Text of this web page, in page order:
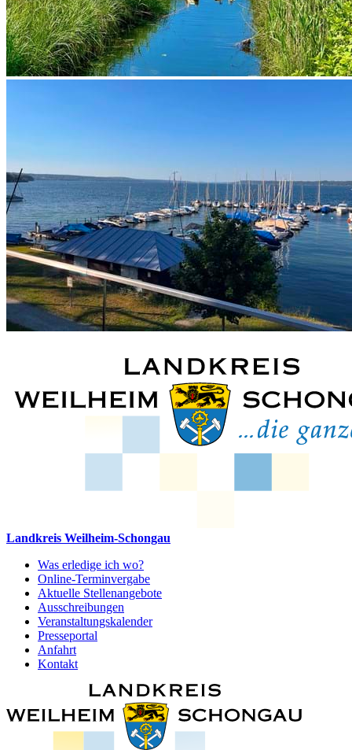
Landkreis Weilheim-Schongau
Was erledige ich wo?
Online-Terminvergabe
Aktuelle Stellenangebote
Ausschreibungen
Veranstaltungskalender
Presseportal
Anfahrt
Kontakt